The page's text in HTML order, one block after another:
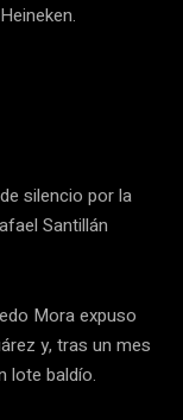
silencio por la
Santillán
Mora expuso
y, tras un mes
lote baldío.